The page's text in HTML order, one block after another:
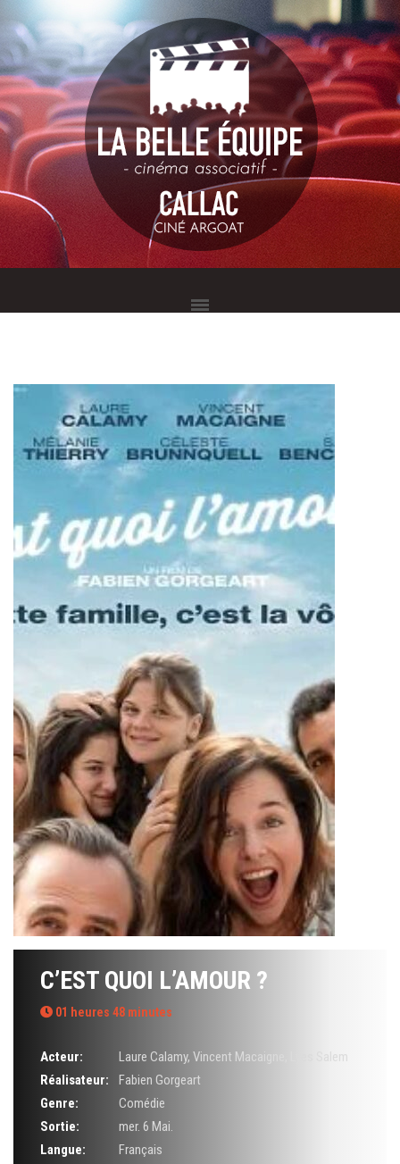
C’EST QUOI L’AMOUR ?
01 heures 48 minutes
Acteur: Laure Calamy, Vincent Macaigne
Lyes Salem
Réalisateur:
Fabien Gorgeart
Genre:
Comédie
Sortie:
mer. 6 Mai.
Langue:
Français